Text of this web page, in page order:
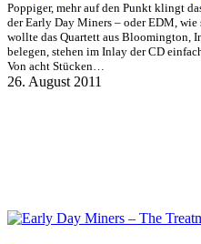
Poppiger, mehr auf den Punkt klingt
der Early Day Miners – oder EDM,
wollte das Quartett aus Bloomington,
belegen, stehen im Inlay der CD
Von acht Stücken…
26. August 2011